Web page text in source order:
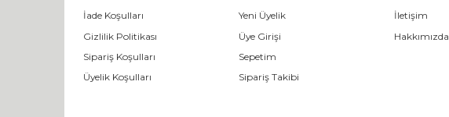
İade Koşulları
Gizlilik Politikası
Sipariş Koşulları
Üyelik Koşulları
Yeni Üyelik
Üye Girişi
Sepetim
Sipariş Takibi
İletişim
Hakkımızda